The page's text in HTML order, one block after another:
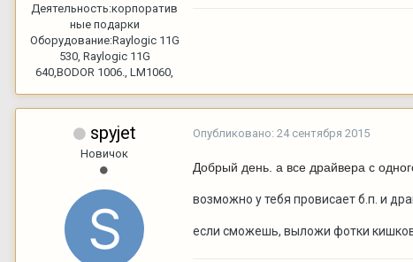
Деятельность:корпоратив
ные подарки
Оборудование:Raylogic 11G
530, Raylogic 11G
640,BODOR 1006., LM1060,
spyjet
Новичок
Опубликовано: 24 сентября 2015
Добрый день. а все драйвера с
возможно у тебя провисает б.п. и
если сможешь, выложи фотки